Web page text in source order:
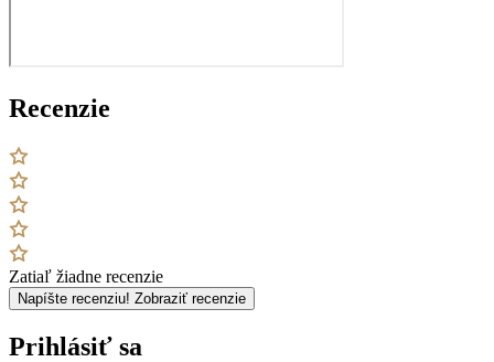
Recenzie
Zatiaľ žiadne recenzie
Napíšte recenziu! Zobraziť recenzie
Prihlásiť sa